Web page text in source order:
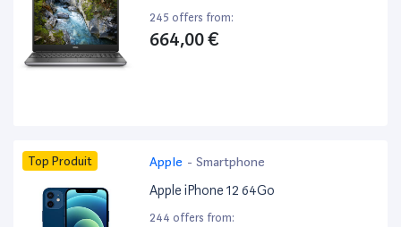
245 offers from:
664,00 €
Top Produit Apple - Smartphone
Apple iPhone 12 64Go
244 offers from: